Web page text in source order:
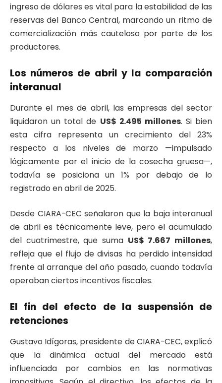
ingreso de dólares es vital para la estabilidad de las
reservas del Banco Central, marcando un ritmo de
comercialización más cauteloso por parte de los
productores.
Los números de abril y la comparación
interanual
Durante el mes de abril, las empresas del sector
liquidaron un total de US$ 2.495 millones. Si bien
esta cifra representa un crecimiento del 23%
respecto a los niveles de marzo —impulsado
lógicamente por el inicio de la cosecha gruesa—,
todavía se posiciona un 1% por debajo de lo
registrado en abril de 2025.
Desde CIARA-CEC señalaron que la baja interanual
de abril es técnicamente leve, pero el acumulado
del cuatrimestre, que suma US$ 7.667 millones,
refleja que el flujo de divisas ha perdido intensidad
frente al arranque del año pasado, cuando todavía
operaban ciertos incentivos fiscales.
El fin del efecto de la suspensión de
retenciones
Gustavo Idígoras, presidente de CIARA-CEC, explicó
que la dinámica actual del mercado está
influenciada por cambios en las normativas